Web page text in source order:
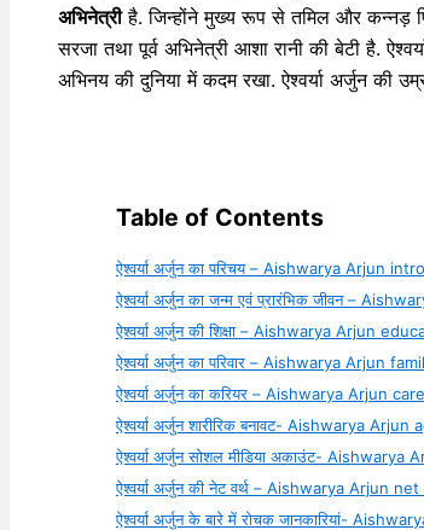
अभिनेत्रीहै. जिन्होंने मुख्य रूप से तमिल और कन्नड़
सरजा तथा पूर्व अभिनेत्री आशा रानी की बेटी है.
अभिनय की दुनिया में कदम रखा. ऐश्वर्या अर्जुन की
Table of Contents
ऐश्वर्या अर्जुन का परिचय – Aishwarya Arjun
ऐश्वर्या अर्जुन का जन्म एवं प्रारंभिक जीवन –
ऐश्वर्या अर्जुन की शिक्षा – Aishwarya Arjun
ऐश्वर्या अर्जुन का परिवार – Aishwarya Arjun
ऐश्वर्या अर्जुन का करियर – Aishwarya Arjun
ऐश्वर्या अर्जुन शारीरिक बनावट- Aishwarya Arjun
ऐश्वर्या अर्जुन सोशल मीडिया अकाउंट-
ऐश्वर्या अर्जुन की नेट वर्थ – Aishwarya Arjun
ऐश्वर्या अर्जुन के बारे में रोचक जानकारियां-